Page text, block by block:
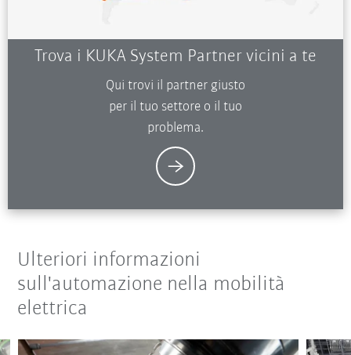
Trova i KUKA System Partner vicini a te
Qui trovi il partner giusto
per il tuo settore o il tuo
problema.
Ulteriori informazioni
sull'automazione nella mobilità
elettrica